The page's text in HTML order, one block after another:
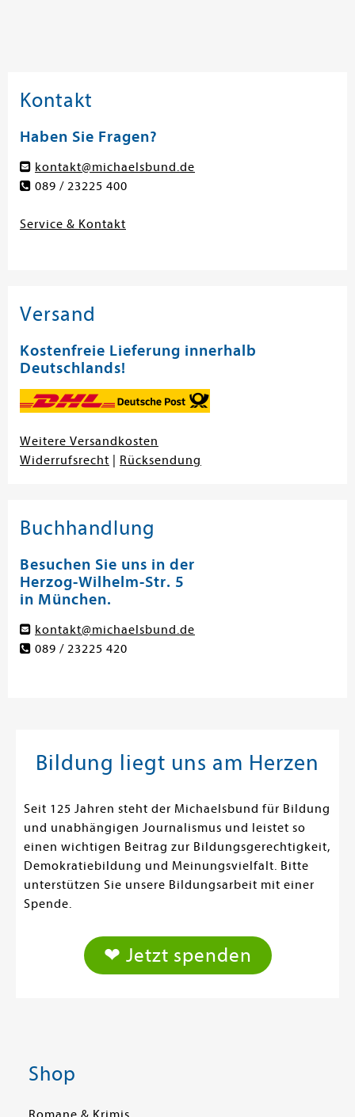
Kontakt
Haben Sie Fragen?
kontakt@michaelsbund.de
089 / 23225 400
Service & Kontakt
Versand
Kostenfreie Lieferung innerhalb
Deutschlands!
Weitere Versandkosten
Widerrufsrecht
Rücksendung
Buchhandlung
Besuchen Sie uns in der
Herzog-Wilhelm-Str. 5
in München.
kontakt@michaelsbund.de
089 / 23225 420
Bildung liegt uns am Herzen
Seit 125 Jahren steht der Michaelsbund für Bildung
und unabhängigen Journalismus und leistet so
einen wichtigen Beitrag zur Bildungsgerechtigkeit,
Demokratiebildung und Meinungsvielfalt. Bitte
unterstützen Sie unsere Bildungsarbeit mit einer
Spende.
❤ Jetzt spenden
Shop